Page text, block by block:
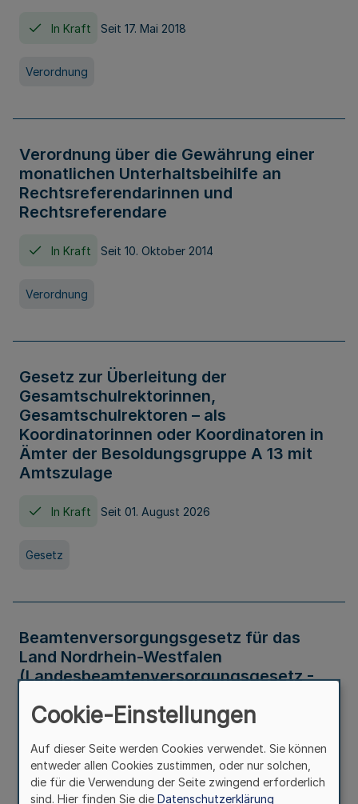
In Kraft Seit 17. Mai 2018
Verordnung
Verordnung über die Gewährung einer
monatlichen Unterhaltsbeihilfe an
Rechtsreferendarinnen und
Rechtsreferendare
In Kraft Seit 10. Oktober 2014
Verordnung
Gesetz zur Überleitung der
Gesamtschulrektorinnen,
Gesamtschulrektoren – als
Koordinatorinnen oder Koordinatoren in
Ämter der Besoldungsgruppe A 13 mit
Amtszulage
In Kraft Seit 01. August 2026
Gesetz
Beamtenversorgungsgesetz für das
Land Nordrhein-Westfalen
(Landesbeamtenversorgungsgesetz -
Gesetz
Cookie-Einstellungen
Auf dieser Seite werden Cookies verwendet. Sie können
entweder allen Cookies zustimmen, oder nur solchen,
die für die Verwendung der Seite zwingend erforderlich
sind. Hier finden Sie die Datenschutzerklärung